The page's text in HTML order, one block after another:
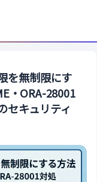
を無制限にす
・ORA-28001
セキュリティ